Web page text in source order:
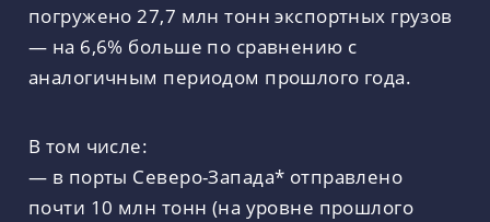
погружено 27,7 млн тонн экспортных грузов
— на 6,6% больше по сравнению с
аналогичным периодом прошлого года.
В том числе:
— в порты Северо-Запада* отправлено
почти 10 млн тонн (на уровне прошлого